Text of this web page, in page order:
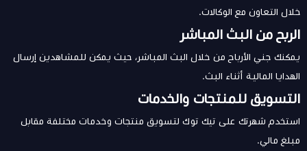
خلال التعاون مع الوكالات.
الربح من البث المباشر
يمكنك جني الأرباح من خلال البث المباشر، حيث يمكن للمشاهدين إرسال
الهدايا المالية أثناء البث.
التسويق للمنتجات والخدمات
استخدم شهرتك على تيك توك لتسويق منتجات وخدمات مختلفة مقابل
مبلغ مالي.